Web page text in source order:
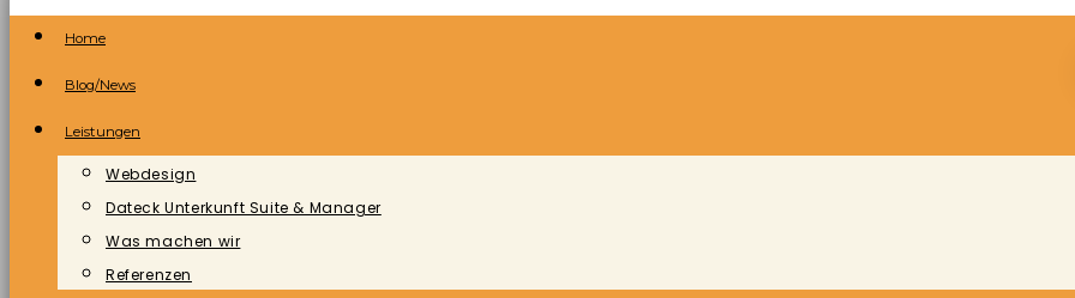
springen
Home
Blog/News
Leistungen
Webdesign
Dateck Unterkunft Suite & Manager
Was machen wir
Referenzen